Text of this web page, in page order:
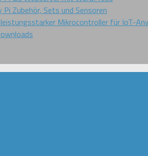
Pi Zubehör, Sets und Sensoren
leistungsstarker Mikrocontroller für IoT-